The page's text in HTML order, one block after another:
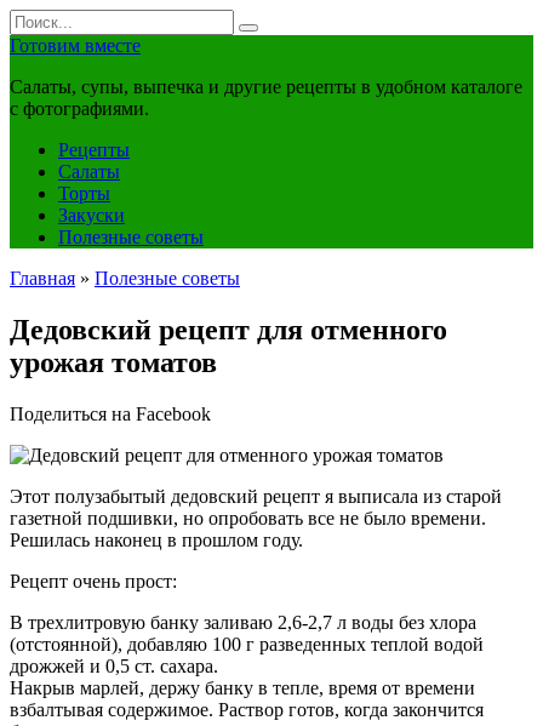
Перейти
к
Search
for:
Готовим вместе
Салаты, супы, выпечка и другие рецепты в удобном каталоге
с фотографиями.
Рецепты
Салаты
Торты
Закуски
Полезные советы
Главная » Полезные советы
Дедовский рецепт для отменного
урожая томатов
Поделиться на Facebook
Этот полузабытый дедовский рецепт я выписала из старой
газетной подшивки, но опробовать все не было времени.
Решилась наконец в прошлом году.
Рецепт очень прост:
В трехлитровую банку заливаю 2,6-2,7 л воды без хлора
(отстоянной), добавляю 100 г разведенных теплой водой
дрожжей и 0,5 ст. сахара.
Накрыв марлей, держу банку в тепле, время от времени
взбалтывая содержимое. Раствор готов, когда закончится